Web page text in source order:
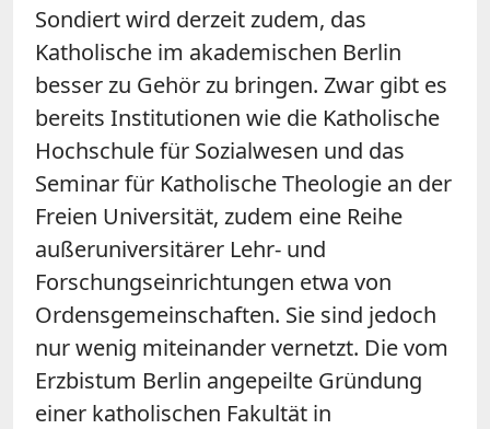
Sondiert wird derzeit zudem, das
Katholische im akademischen Berlin
besser zu Gehör zu bringen. Zwar gibt es
bereits Institutionen wie die Katholische
Hochschule für Sozialwesen und das
Seminar für Katholische Theologie an der
Freien Universität, zudem eine Reihe
außeruniversitärer Lehr- und
Forschungseinrichtungen etwa von
Ordensgemeinschaften. Sie sind jedoch
nur wenig miteinander vernetzt. Die vom
Erzbistum Berlin angepeilte Gründung
einer katholischen Fakultät in